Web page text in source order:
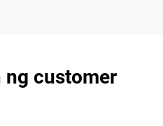
ng customer